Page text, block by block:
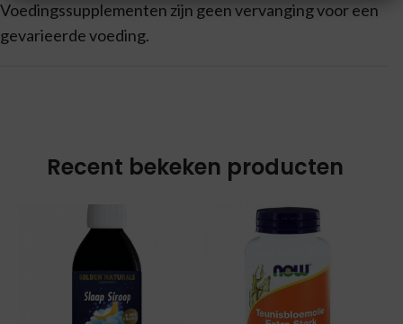
Voedingssupplementen zijn geen vervanging voor een
gevarieerde voeding.
Recent bekeken producten